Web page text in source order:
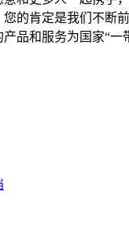
的肯定是我们不断
品和服务为国家“一